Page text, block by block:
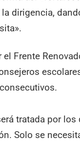
dirigencia,
Frente
tratada por
Solo se